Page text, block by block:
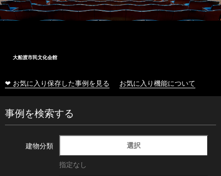
大船渡市民文化会館
❤ お気に入り保存した事例を見る お気に入り機能について
事例を検索する
建物分類 選択
指定なし